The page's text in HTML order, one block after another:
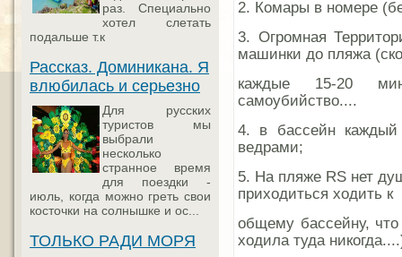
раз. Специально
хотел слетать
подальше т.к
Рассказ. Доминикана. Я
влюбилась и серьезно
Для русских
туристов мы
выбрали
несколько
странное время
для поездки -
июль, когда можно греть свои
косточки на солнышке и ос...
ТОЛЬКО РАДИ МОРЯ
2. Комары в номере
3. Огромная
машинки до пляжа
каждые 15-20
самоубийство....
4. в бассейн каждый
ведрами;
5. На пляже RS нет
приходиться ходить к
общему бассейну,
ходила туда